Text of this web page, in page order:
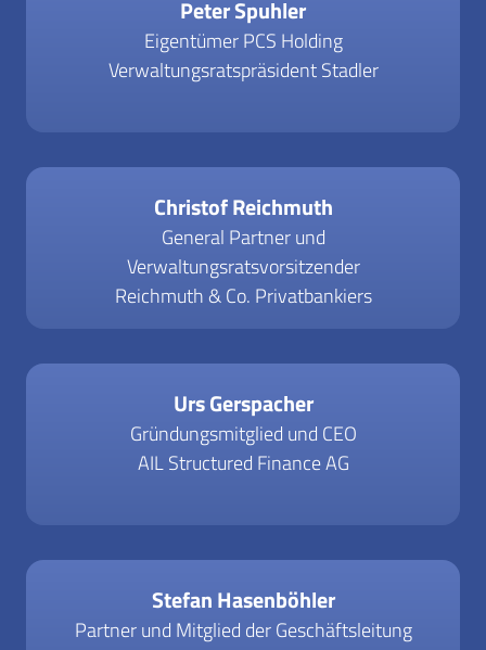
Peter Spuhler
Eigentümer PCS Holding
Verwaltungsratspräsident Stadler
Christof Reichmuth
General Partner und
Verwaltungsratsvorsitzender
Reichmuth & Co. Privatbankiers
Urs Gerspacher
Gründungsmitglied und CEO
AIL Structured Finance AG
Stefan Hasenböhler
Partner und Mitglied der Geschäftsleitung